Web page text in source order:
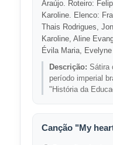
Araújo. Roteiro:
Karoline. Elenco:
Thais Rodrigues,
Karoline, Aline
Évila Maria,
Descrição: Sátira
período imperial
"História da
Canção "My